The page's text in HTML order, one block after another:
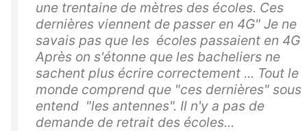
une trentaine de mètres des écoles. Ces
dernières viennent de passer en 4G" Je ne
savais pas que les écoles passaient en 4G
Après on s'étonne que les bacheliers ne
sachent plus écrire correctement ... Tout le
monde comprend que "ces dernières" sous
entend "les antennes". Il n'y a pas de
demande de retrait des écoles...